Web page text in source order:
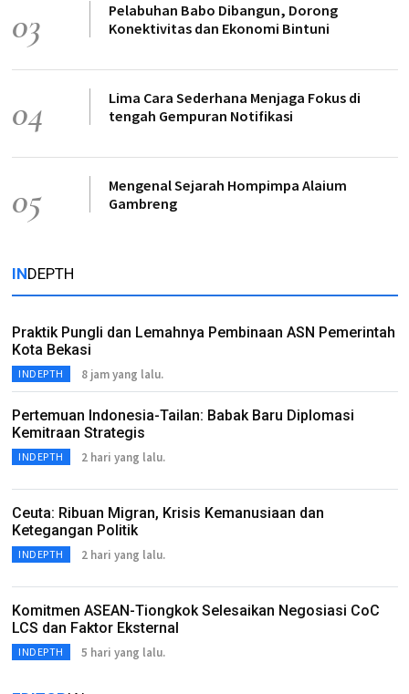
03
Pelabuhan Babo Dibangun, Dorong
Konektivitas dan Ekonomi Bintuni
04
Lima Cara Sederhana Menjaga Fokus di
tengah Gempuran Notifikasi
05
Mengenal Sejarah Hompimpa Alaium
Gambreng
INDEPTH
Praktik Pungli dan Lemahnya Pembinaan ASN Pemerintah
Kota Bekasi
INDEPTH 8 jam yang lalu.
Pertemuan Indonesia-Tailan: Babak Baru Diplomasi
Kemitraan Strategis
INDEPTH 2 hari yang lalu.
Ceuta: Ribuan Migran, Krisis Kemanusiaan dan
Ketegangan Politik
INDEPTH 2 hari yang lalu.
Komitmen ASEAN-Tiongkok Selesaikan Negosiasi CoC
LCS dan Faktor Eksternal
INDEPTH 5 hari yang lalu.